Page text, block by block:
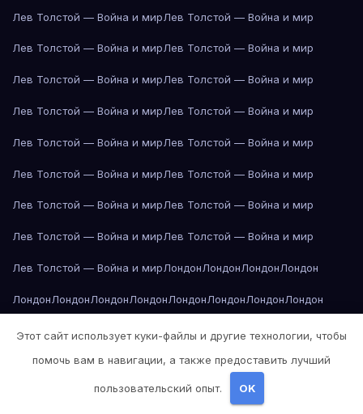
Лев Толстой — Война и мирЛев Толстой — Война и мир
Лев Толстой — Война и мирЛев Толстой — Война и мир
Лев Толстой — Война и мирЛев Толстой — Война и мир
Лев Толстой — Война и мирЛев Толстой — Война и мир
Лев Толстой — Война и мирЛев Толстой — Война и мир
Лев Толстой — Война и мирЛев Толстой — Война и мир
Лев Толстой — Война и мирЛев Толстой — Война и мир
Лев Толстой — Война и мирЛев Толстой — Война и мир
Лев Толстой — Война и мирЛондонЛондонЛондонЛондон
ЛондонЛондонЛондонЛондонЛондонЛондонЛондонЛондон
Лондон Лондон Лос-Анджелес Лос-Анджелес
Лос-АнджелесЛос-АнджелесЛос-АнджелесЛос-Анджелес
Лос-АнджелесЛос-АнджелесЛос-Анджелес
Этот сайт использует куки-файлы и другие технологии, чтобы
помочь вам в навигации, а также предоставить лучший
пользовательский опыт. OK